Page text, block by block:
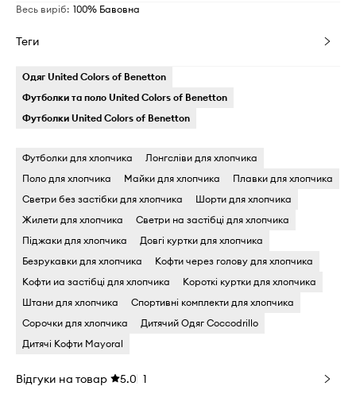
Весь виріб: 100% Бавовна
Теги
Одяг United Colors of Benetton
Футболки та поло United Colors of Benetton
Футболки United Colors of Benetton
Футболки для хлопчика
Лонгсліви для хлопчика
Поло для хлопчика
Майки для хлопчика
Плавки для хлопчика
Светри без застібки для хлопчика
Шорти для хлопчика
Жилети для хлопчика
Светри на застібці для хлопчика
Піджаки для хлопчика
Довгі куртки для хлопчика
Безрукавки для хлопчика
Кофти через голову для хлопчика
Кофти иа застібці для хлопчика
Короткі куртки для хлопчика
Штани для хлопчика
Спортивні комплекти для хлопчика
Сорочки для хлопчика
Дитячий Одяг Coccodrillo
Дитячі Кофти Mayoral
Відгуки на товар 5.0 1